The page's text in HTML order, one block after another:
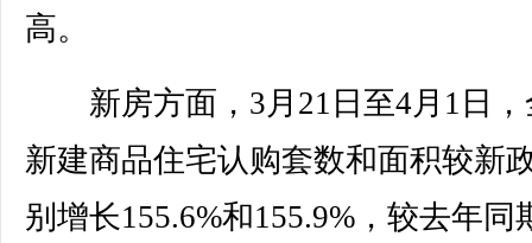
高。
新房方面，3月21日至4月1日，
新建商品住宅认购套数和面积较新
别增长155.6%和155.9%，较去年同